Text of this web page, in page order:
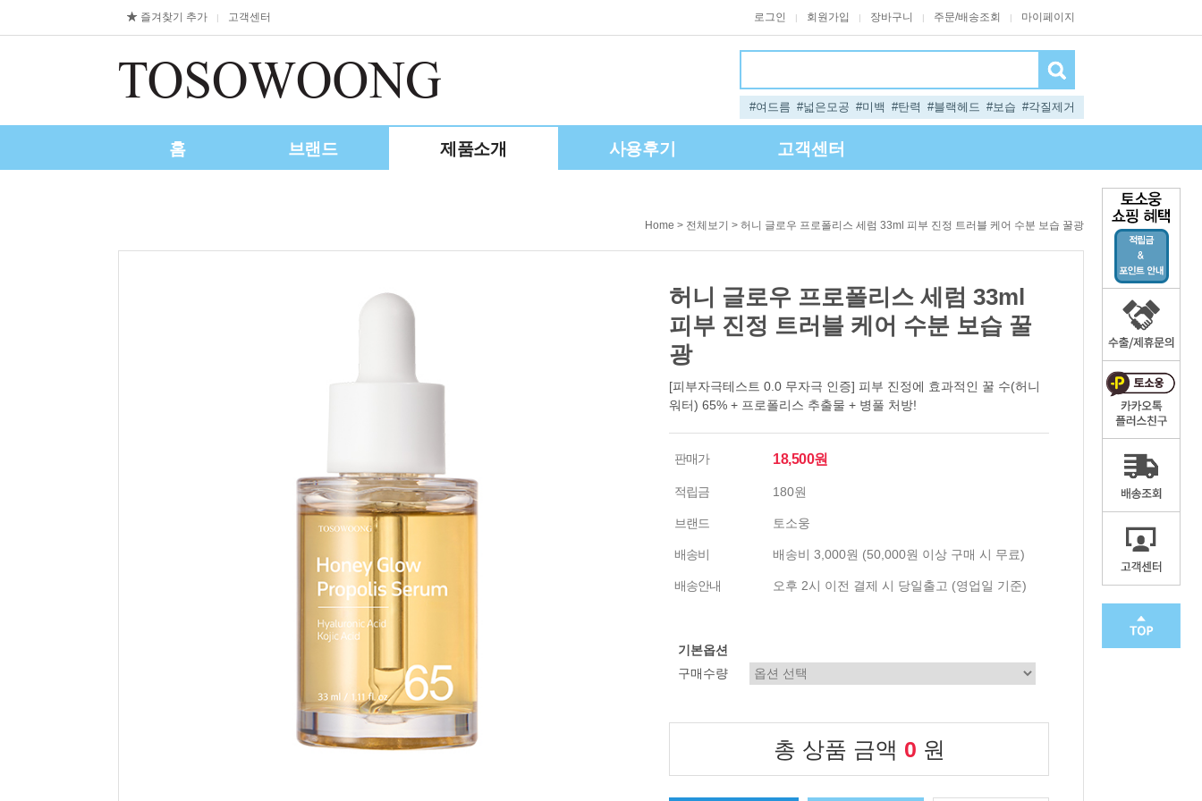
즐겨찾기 추가 | 고객센터 로그인 | 회원가입 | 장바구니 | 주문/배송조회 | 마이페이지
#여드름 #넓은모공 #미백 #탄력 #블랙헤드 #보습 #각질제거
홈 브랜드 제품소개 사용후기 고객센터
Home > 전체보기 > 허니 글로우 프로폴리스 세럼 33ml 피부 진정 트러블 케어 수분 보습 꿀광
허니 글로우 프로폴리스 세럼 33ml
피부 진정 트러블 케어 수분 보습 꿀
광
[피부자극테스트 0.0 무자극 인증] 피부 진정에 효과적인 꿀 수(허니
워터) 65% + 프로폴리스 추출물 + 병풀 처방!
판매가 18,500원
적립금 180원
브랜드 토소웅
배송비 배송비 3,000원 (50,000원 이상 구매 시 무료)
배송안내 오후 2시 이전 결제 시 당일출고 (영업일 기준)
기본옵션
구매수량
총 상품 금액 0 원